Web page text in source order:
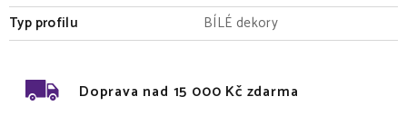
Typ profilu
BÍLÉ dekory
Doprava nad 15 000 Kč zdarma